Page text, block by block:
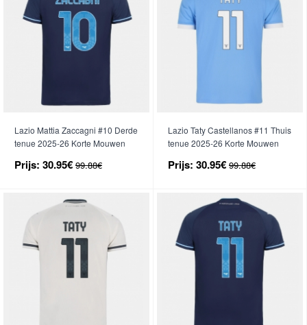
Lazio Mattia Zaccagni #10 Derde
tenue 2025-26 Korte Mouwen
Prijs: 30.95€ 99.88€
Lazio Taty Castellanos #11 Thuis
tenue 2025-26 Korte Mouwen
Prijs: 30.95€ 99.88€